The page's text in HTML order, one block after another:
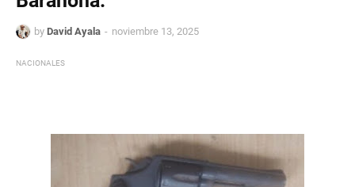
by David Ayala noviembre 13, 2025
NACIONALES